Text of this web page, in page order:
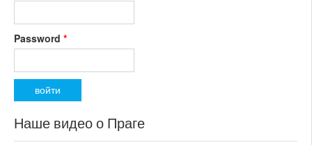
Password *
Наше видео о Праге